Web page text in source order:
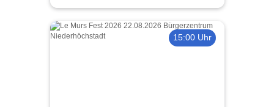
15:00 Uhr